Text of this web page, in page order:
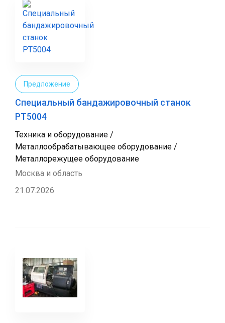
Предложение
Специальный бандажировочный станок
РТ5004
Техника и оборудование /
Металлообрабатывающее оборудование /
Металлорежущее оборудование
Москва и область
21.07.2026